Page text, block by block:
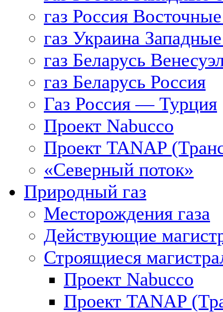
газ Россия
газ Украина
газ Беларусь
газ Беларусь Россия
Газ Россия — Турция
Проект Nabucco
Проект TANAP
«Северный поток»
Природный газ
Месторождения газа
Действующие
Строящиеся
Проект Nabucco
Проект TANAP